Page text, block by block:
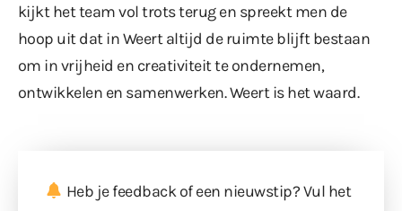
kijkt het team vol trots terug en spreekt men de
hoop uit dat in Weert altijd de ruimte blijft bestaan
om in vrijheid en creativiteit te ondernemen,
ontwikkelen en samenwerken. Weert is het waard.
Heb je feedback of een nieuwstip? Vul het